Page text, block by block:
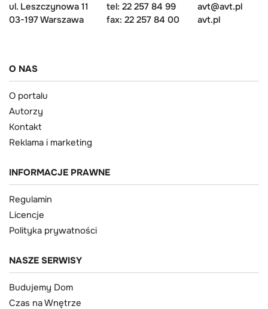
ul. Leszczynowa 11
03-197 Warszawa
tel: 22 257 84 99
fax: 22 257 84 00
avt@avt.pl
avt.pl
O NAS
O portalu
Autorzy
Kontakt
Reklama i marketing
INFORMACJE PRAWNE
Regulamin
Licencje
Polityka prywatności
NASZE SERWISY
Budujemy Dom
Czas na Wnętrze